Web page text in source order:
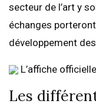
secteur de l’art y
échanges
développement
L’affiche
Les